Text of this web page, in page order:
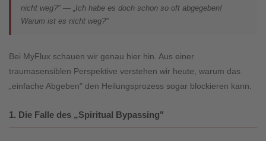
nicht weg?" — „Ich habe es doch schon so oft abgegeben!
Warum ist es nicht weg?"
Bei MyFlux schauen wir genau hier hin. Aus einer
traumasensiblen Perspektive verstehen wir heute, warum das
„einfache Abgeben" den Heilungsprozess sogar blockieren kann.
1. Die Falle des „Spiritual Bypassing"